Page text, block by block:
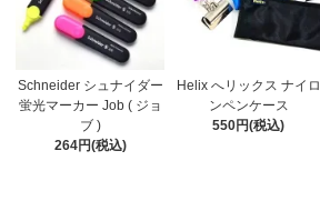
Schneider シュナイダー
蛍光マーカー Job ( ジョ
ブ )
264円(税込)
Helix へリックス ナイロ
ンペンケース
550円(税込)